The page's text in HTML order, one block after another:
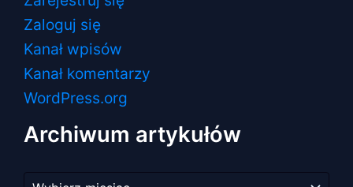
Zaloguj się
Kanał wpisów
Kanał komentarzy
WordPress.org
Archiwum artykułów